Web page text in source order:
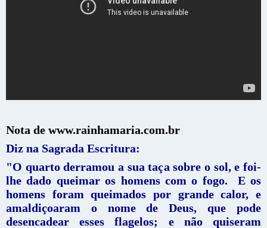
Nota de www.rainhamaria.com.br
Diz na Sagrada Escritura:
"O quarto derramou a sua taça sobre o sol, e foi-
lhe dado queimar os homens com o fogo. E os
homens foram queimados por grande calor, e
amaldiçoaram o nome de Deus, que pode
desencadear esses flagelos; e não quiseram